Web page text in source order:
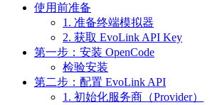
使用前准备
1. 准备终端模拟器
2. 获取 EvoLink API Key
第一步：安装 OpenCode
检验安装
第二步：配置 EvoLink API
1. 初始化服务商（Provider）